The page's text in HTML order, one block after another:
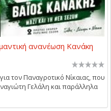
ανανέωση Κανάκη
τον Παναγροτικό Νίκαιας, που
Γελάλη και παράλληλα